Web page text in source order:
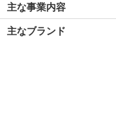
主な事業内容
主なブランド